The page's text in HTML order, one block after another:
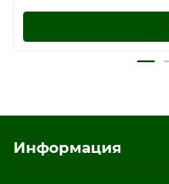
Информация